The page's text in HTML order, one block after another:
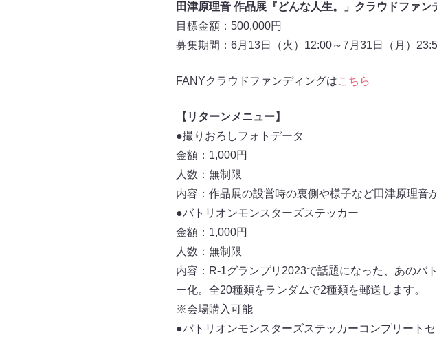
田津原理音 作品展『どんな人生。」クラウドファン
目標金額：500,000円
募集期間：6月13日（火）12:00～7月31日（月）
FANYクラウドファンディングはこちら
【リターンメニュー】
●撮りおろしフォトデータ
金額：1,000円
人数：無制限
内容：作品展の設営時の裏側や様子など田津原理音
●バトリオンモンスターズステッカー
金額：1,000円
人数：無制限
内容：R-1グランプリ2023で話題になった、あのバ
ー化。全20種類をランダムで2種類を郵送します。
※会場購入可能
●バトリオンモンスターズステッカーコンプリート